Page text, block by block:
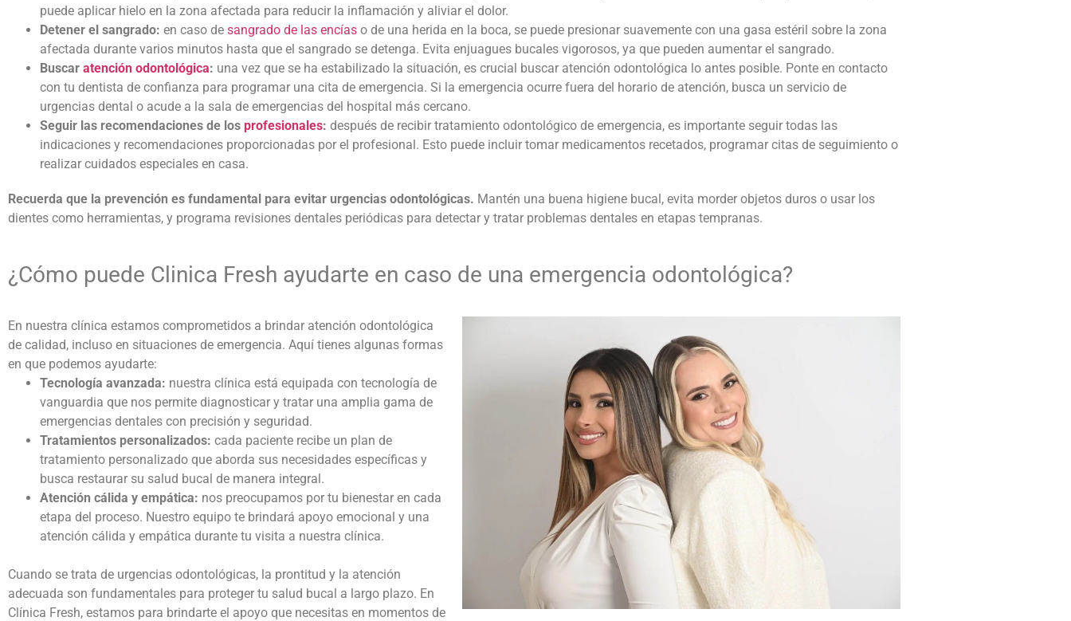
puede aplicar hielo en la zona afectada para reducir la inflamación y aliviar el dolor.
Detener el sangrado: en caso de sangrado de las encías o de una herida en la boca, se puede presionar suavemente con una gasa estéril sobre la zona
afectada durante varios minutos hasta que el sangrado se detenga. Evita enjuagues bucales vigorosos, ya que pueden aumentar el sangrado.
Buscar atención odontológica: una vez que se ha estabilizado la situación, es crucial buscar atención odontológica lo antes posible. Ponte en contacto
con tu dentista de confianza para programar una cita de emergencia. Si la emergencia ocurre fuera del horario de atención, busca un servicio de
urgencias dental o acude a la sala de emergencias del hospital más cercano.
Seguir las recomendaciones de los profesionales: después de recibir tratamiento odontológico de emergencia, es importante seguir todas las
indicaciones y recomendaciones proporcionadas por el profesional. Esto puede incluir tomar medicamentos recetados, programar citas de seguimiento o
realizar cuidados especiales en casa.
Recuerda que la prevención es fundamental para evitar urgencias odontológicas. Mantén una buena higiene bucal, evita morder objetos duros o usar los
dientes como herramientas, y programa revisiones dentales periódicas para detectar y tratar problemas dentales en etapas tempranas.
¿Cómo puede Clinica Fresh ayudarte en caso de una emergencia odontológica?
En nuestra clínica estamos comprometidos a brindar atención odontológica
de calidad, incluso en situaciones de emergencia. Aquí tienes algunas formas
en que podemos ayudarte:
Tecnología avanzada: nuestra clínica está equipada con tecnología de
vanguardia que nos permite diagnosticar y tratar una amplia gama de
emergencias dentales con precisión y seguridad.
Tratamientos personalizados: cada paciente recibe un plan de
tratamiento personalizado que aborda sus necesidades específicas y
busca restaurar su salud bucal de manera integral.
Atención cálida y empática: nos preocupamos por tu bienestar en cada
etapa del proceso. Nuestro equipo te brindará apoyo emocional y una
atención cálida y empática durante tu visita a nuestra clínica.
Cuando se trata de urgencias odontológicas, la prontitud y la atención
adecuada son fundamentales para proteger tu salud bucal a largo plazo. En
Clínica Fresh, estamos para brindarte el apoyo que necesitas en momentos de